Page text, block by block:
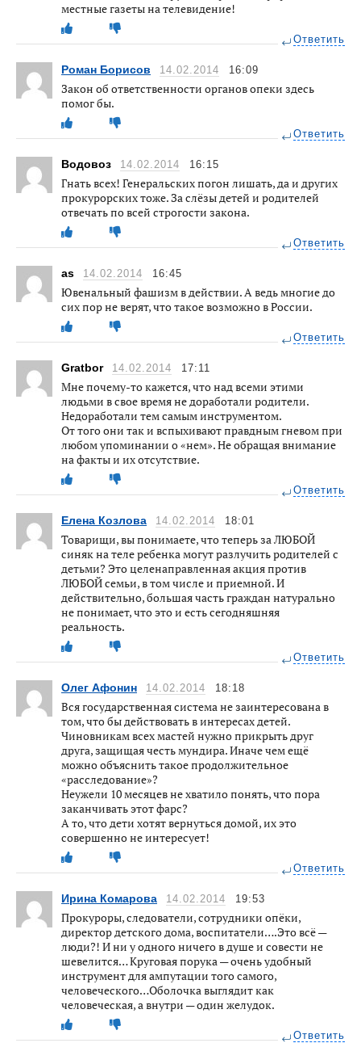
местные газеты на телевидение!
Ответить
Роман Борисов 14.02.2014 16:09
Закон об ответственности органов опеки здесь
помог бы.
Ответить
Водовоз 14.02.2014 16:15
Гнать всех! Генеральских погон лишать, да и других
прокурорских тоже. За слёзы детей и родителей
отвечать по всей строгости закона.
Ответить
as 14.02.2014 16:45
Ювенальный фашизм в действии. А ведь многие до
сих пор не верят, что такое возможно в России.
Ответить
Gratbor 14.02.2014 17:11
Мне почему-то кажется, что над всеми этими
людьми в свое время не доработали родители.
Недоработали тем самым инструментом.
От того они так и вспыхивают правдным гневом при
любом упоминании о «нем». Не обращая внимание
на факты и их отсутствие.
Ответить
Елена Козлова 14.02.2014 18:01
Товарищи, вы понимаете, что теперь за ЛЮБОЙ
синяк на теле ребенка могут разлучить родителей с
детьми? Это целенаправленная акция против
ЛЮБОЙ семьи, в том числе и приемной. И
действительно, большая часть граждан натурально
не понимает, что это и есть сегодняшняя
реальность.
Ответить
Олег Афонин 14.02.2014 18:18
Вся государственная система не заинтересована в
том, что бы действовать в интересах детей.
Чиновникам всех мастей нужно прикрыть друг
друга, защищая честь мундира. Иначе чем ещё
можно объяснить такое продолжительное
«расследование»?
Неужели 10 месяцев не хватило понять, что пора
заканчивать этот фарс?
А то, что дети хотят вернуться домой, их это
совершенно не интересует!
Ответить
Ирина Комарова 14.02.2014 19:53
Прокуроры, следователи, сотрудники опёки,
директор детского дома, воспитатели….Это всё —
люди?! И ни у одного ничего в душе и совести не
шевелится… Круговая порука — очень удобный
инструмент для ампутации того самого,
человеческого…Оболочка выглядит как
человеческая, а внутри — один желудок.
Ответить